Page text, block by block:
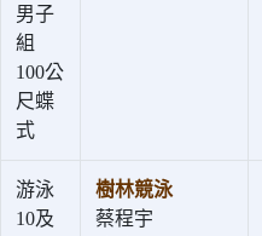
男子
組
100公
尺蝶
式
游泳
10及
樹林競泳
蔡程宇